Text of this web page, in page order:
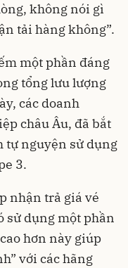
không nói gì
tải hàng không”.
một phần đáng
tổng lưu lượng
các doanh
châu Âu, đã bắt
tự nguyện sử dụng
3.
nhận trả giá vé
sử dụng một phần
hơn này giúp
với các hãng